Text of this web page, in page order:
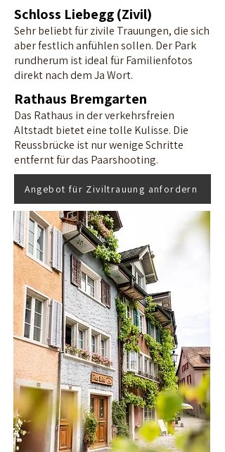
Schloss Liebegg (Zivil)
Sehr beliebt für zivile Trauungen, die sich
aber festlich anfühlen sollen. Der Park
rundherum ist ideal für Familienfotos
direkt nach dem Ja Wort.
Rathaus Bremgarten
Das Rathaus in der verkehrsfreien
Altstadt bietet eine tolle Kulisse. Die
Reussbrücke ist nur wenige Schritte
entfernt für das Paarshooting.
Angebot für Ziviltrauung anfordern